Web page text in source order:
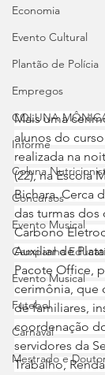
Economia
Evento Cultural
Plantão de Polícia
Empregos
COLUNA
Informe
Coluna
Concursos
Evento Musical
Campanha
Evento Musical
Futebol
Carnaval
Mestrado e
Mais uma
alunos do
realizada na
(22), na Escola
Bichara. Cerca
das turmas dos
Carbono
Auxiliar de
Pacote Office,
cerimônia, que
de familiares,
coordenação
servidores da
Trabalho,